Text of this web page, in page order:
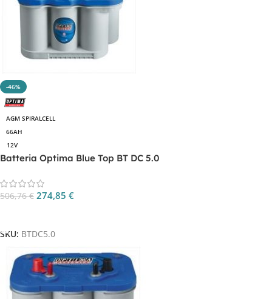
-46%
AGM SPIRALCELL
66AH
12V
Batteria Optima Blue Top BT DC 5.0
506,76€ 274,85 €
SKU: BTDC5.0